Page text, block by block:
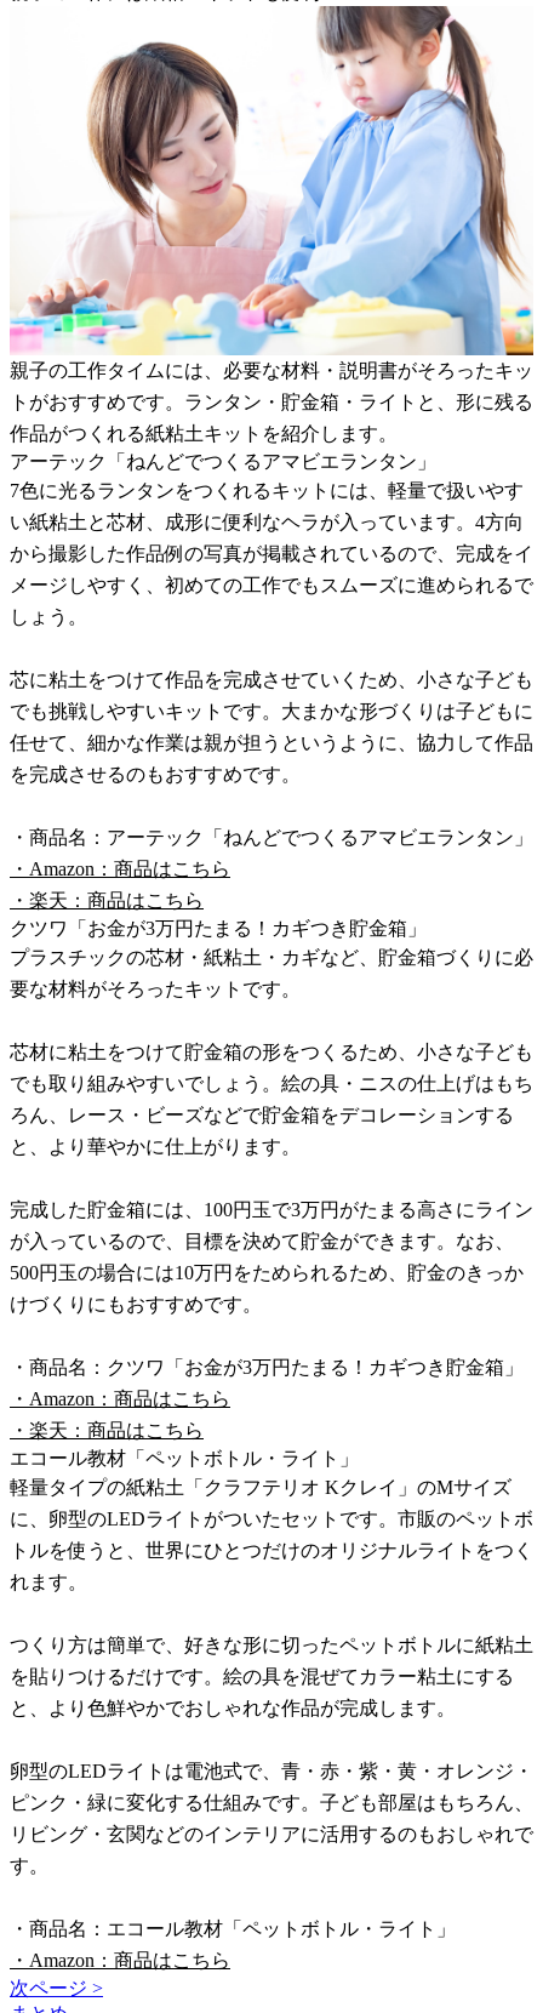
親子の工作タイムには、必要な材料・説明書がそろったキッ
トがおすすめです。ランタン・貯金箱・ライトと、形に残る
作品がつくれる紙粘土キットを紹介します。
アーテック「ねんどでつくるアマビエランタン」
7色に光るランタンをつくれるキットには、軽量で扱いやす
い紙粘土と芯材、成形に便利なヘラが入っています。4方向
から撮影した作品例の写真が掲載されているので、完成をイ
メージしやすく、初めての工作でもスムーズに進められるで
しょう。
芯に粘土をつけて作品を完成させていくため、小さな子ども
でも挑戦しやすいキットです。大まかな形づくりは子どもに
任せて、細かな作業は親が担うというように、協力して作品
を完成させるのもおすすめです。
・商品名：アーテック「ねんどでつくるアマビエランタン」
・Amazon：商品はこちら
・楽天：商品はこちら
クツワ「お金が3万円たまる！カギつき貯金箱」
プラスチックの芯材・紙粘土・カギなど、貯金箱づくりに必
要な材料がそろったキットです。
芯材に粘土をつけて貯金箱の形をつくるため、小さな子ども
でも取り組みやすいでしょう。絵の具・ニスの仕上げはもち
ろん、レース・ビーズなどで貯金箱をデコレーションする
と、より華やかに仕上がります。
完成した貯金箱には、100円玉で3万円がたまる高さにライン
が入っているので、目標を決めて貯金ができます。なお、
500円玉の場合には10万円をためられるため、貯金のきっか
けづくりにもおすすめです。
・商品名：クツワ「お金が3万円たまる！カギつき貯金箱」
・Amazon：商品はこちら
・楽天：商品はこちら
エコール教材「ペットボトル・ライト」
軽量タイプの紙粘土「クラフテリオ Kクレイ」のMサイズ
に、卵型のLEDライトがついたセットです。市販のペットボ
トルを使うと、世界にひとつだけのオリジナルライトをつく
れます。
つくり方は簡単で、好きな形に切ったペットボトルに紙粘土
を貼りつけるだけです。絵の具を混ぜてカラー粘土にする
と、より色鮮やかでおしゃれな作品が完成します。
卵型のLEDライトは電池式で、青・赤・紫・黄・オレンジ・
ピンク・緑に変化する仕組みです。子ども部屋はもちろん、
リビング・玄関などのインテリアに活用するのもおしゃれで
す。
・商品名：エコール教材「ペットボトル・ライト」
・Amazon：商品はこちら
次ページ >